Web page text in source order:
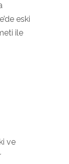
eski
ile
ve